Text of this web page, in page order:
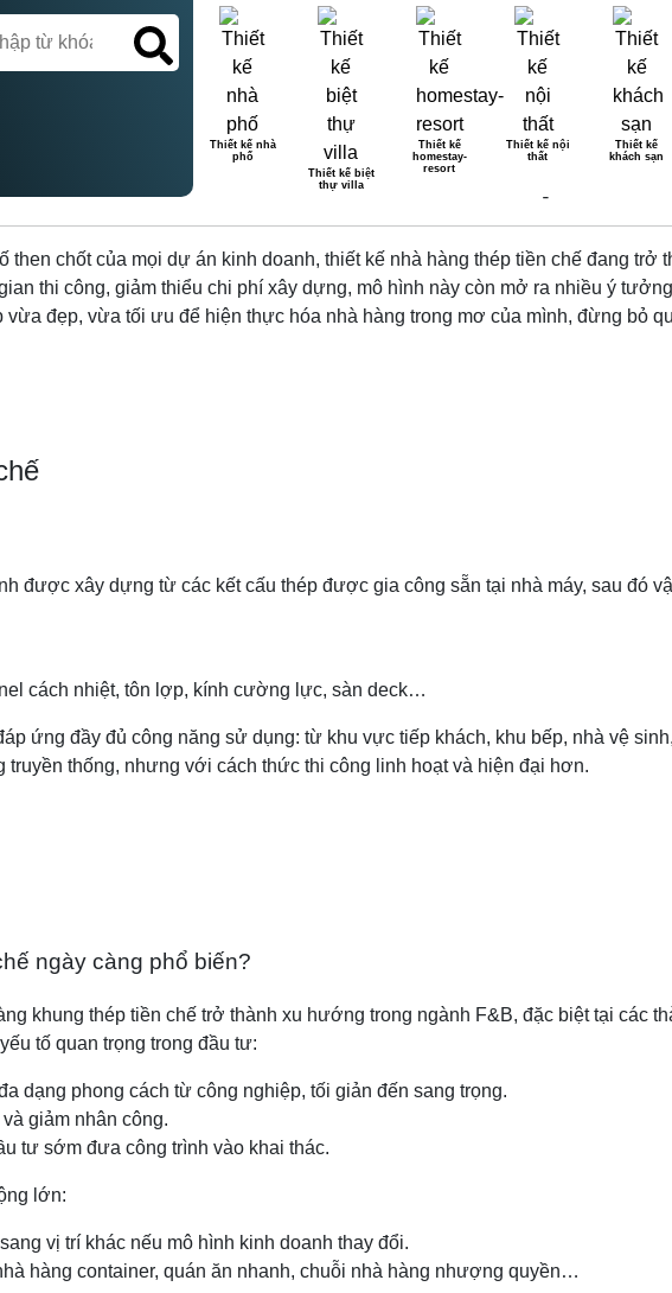
Thiết kế nhà
phố
Thiết kế biệt
thự villa
Thiết kế
homestay-
resort
Thiết kế nội
thất
Thiết kế
khách sạn
HÀNG THÉP TIỀN CHẾ ĐẸP MÊ
then chốt của mọi dự án kinh doanh, thiết kế nhà hàng thép tiền chế đang trở
thi công, giảm thiểu chi phí xây dựng, mô hình này còn mở ra nhiều ý
vừa đẹp, vừa tối ưu để hiện thực hóa nhà hàng trong mơ của mình, đừng bỏ
được xây dựng từ các kết cấu thép được gia công sẵn tại nhà máy, sau đó
cách nhiệt, tôn lợp, kính cường lực, sàn deck…
ứng đầy đủ công năng sử dụng: từ khu vực tiếp khách, khu bếp, nhà vệ
thống, nhưng với cách thức thi công linh hoạt và hiện đại hơn.
ngày càng phổ biến?
khung thép tiền chế trở thành xu hướng trong ngành F&B, đặc biệt tại các
tố quan trọng trong đầu tư:
dạng phong cách từ công nghiệp, tối giản đến sang trọng.
giảm nhân công.
tư sớm đưa công trình vào khai thác.
lớn:
vị trí khác nếu mô hình kinh doanh thay đổi.
hàng container, quán ăn nhanh, chuỗi nhà hàng nhượng quyền…